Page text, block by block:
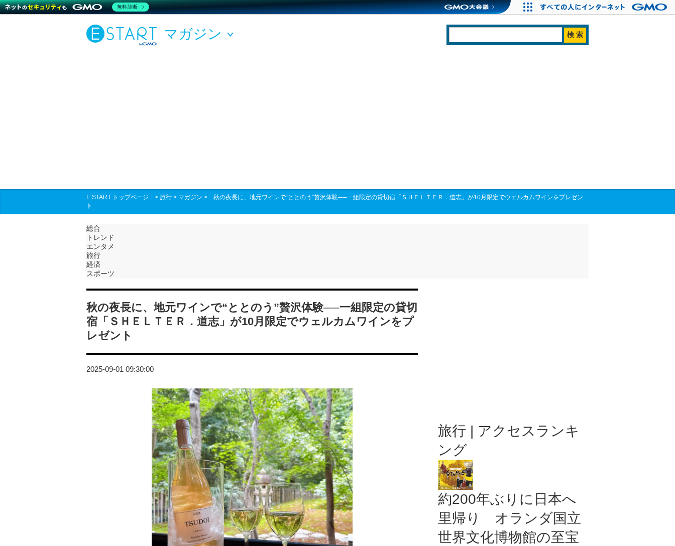
マガジン
E START トップページ > 旅行 > マガジン > 秋の夜長に、地元ワインで“ととのう”贅沢体験──一組限定の貸切宿「ＳＨＥＬＴＥＲ．道志」が10月限定でウェルカムワインをプレゼン
ト
総合
トレンド
エンタメ
旅行
経済
スポーツ
秋の夜長に、地元ワインで“ととのう”贅沢体験──一組限定の貸切
宿「ＳＨＥＬＴＥＲ．道志」が10月限定でウェルカムワインをプ
レゼント
2025-09-01 09:30:00
旅行 | アクセスランキ
ング
約200年ぶりに日本へ
里帰り オランダ国立
世界文化博物館の至宝
無料診断